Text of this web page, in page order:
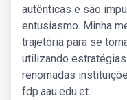
autênticas e são
entusiasmo. Minha
trajetória para se
utilizando
renomadas
fdp.aau.edu.et.